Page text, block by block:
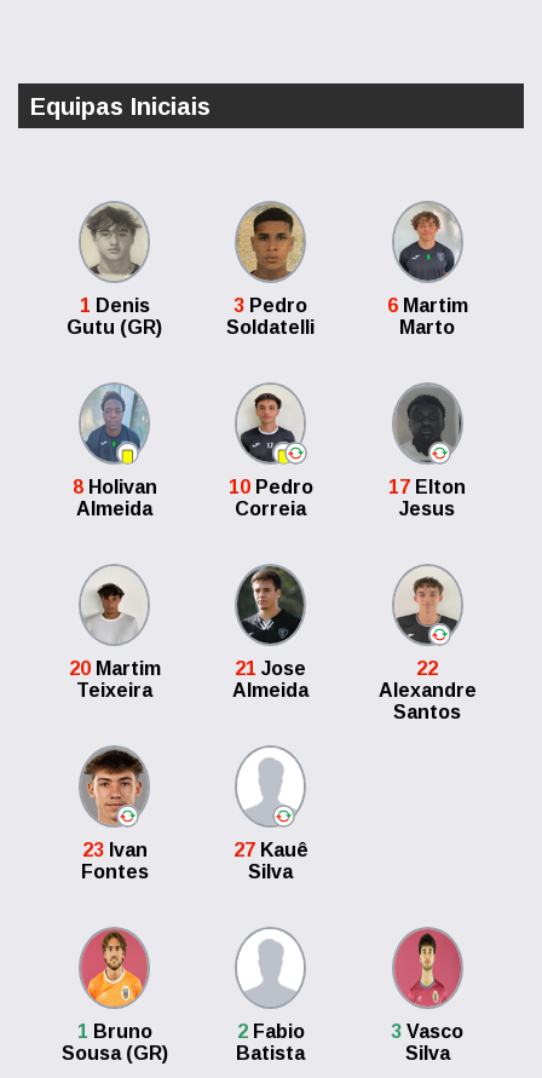
Equipas Iniciais
1 Denis
Gutu (GR)
3 Pedro
Soldatelli
6Martim
Marto
8Holivan
Almeida
10Pedro
Correia
17 Elton
Jesus
20Martim
Teixeira
21 Jose
Almeida
22
Alexandre
Santos
23Ivan
Fontes
27Kauê
Silva
1 Bruno
Sousa (GR)
2Fabio
Batista
3 Vasco
Silva